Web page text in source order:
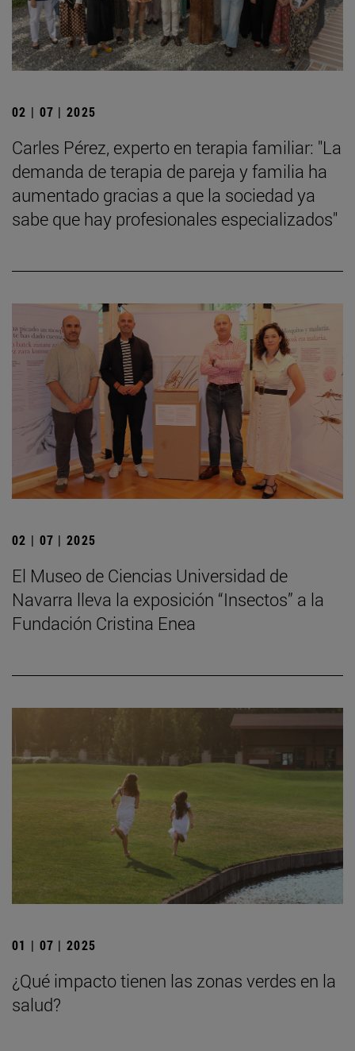
02 | 07 | 2025
Carles Pérez, experto en terapia familiar: "La
demanda de terapia de pareja y familia ha
aumentado gracias a que la sociedad ya
sabe que hay profesionales especializados"
02 | 07 | 2025
El Museo de Ciencias Universidad de
Navarra lleva la exposición “Insectos” a la
Fundación Cristina Enea
01 | 07 | 2025
¿Qué impacto tienen las zonas verdes en la
salud?